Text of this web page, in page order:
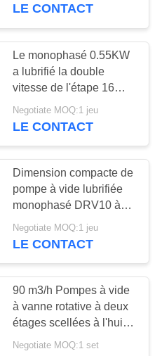
vide
LE CONTACT
Le monophasé 0.55KW
a lubrifié la double
vitesse de l'étape 16
CBM/h de pompe à vide
rotatoire de palette
Negotiate MOQ:1 jeu
LE CONTACT
Dimension compacte de
pompe à vide lubrifiée
monophasé DRV10 à
faible bruit
Negotiate MOQ:1 jeu
LE CONTACT
90 m3/h Pompes à vide
à vanne rotative à deux
étages scellées à l'huile
DRV90 RAL 7047
Negotiate MOQ:1 set